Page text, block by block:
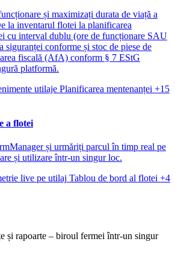
și maximizați durata de viață a
la inventarul flotei la planificarea
cu interval dublu (ore de funcționare SAU
siguranței conforme și stoc de piese de
fiscală (AfA) conform § 7 EStG
platformă.
utilaje Planificarea mentenanței +15
a flotei
și urmăriți parcul în timp real pe
și utilizare într-un singur loc.
live pe utilaj Tablou de bord al flotei +4
și rapoarte – biroul fermei într-un singur